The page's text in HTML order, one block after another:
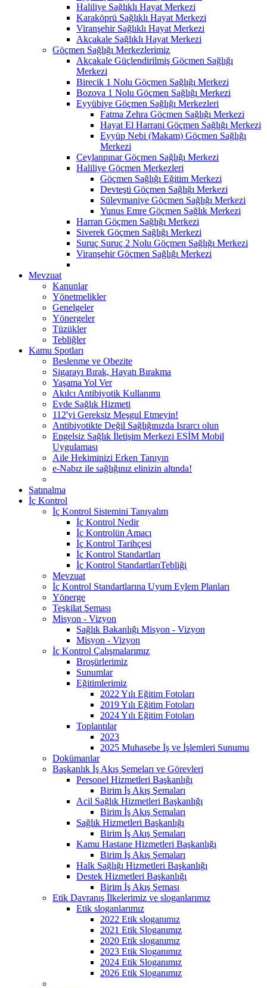
Haliliye Sağlıklı Hayat Merkezi
Karaköprü Sağlıklı Hayat Merkezi
Viranşehir Sağlıklı Hayat Merkezi
Akçakale Sağlıklı Hayat Merkezi
Göçmen Sağlığı Merkezlerimiz
Akçakale Güçlendirilmiş Göçmen Sağlığı
Merkezi
Birecik 1 Nolu Göçmen Sağlığı Merkezi
Bozova 1 Nolu Göçmen Sağlığı Merkezi
Eyyübiye Göçmen Sağlığı Merkezleri
Fatma Zehra Göçmen Sağlığı Merkezi
Hayat El Harrani Göçmen Sağlığı Merkezi
Eyyüp Nebi (Makam) Göçmen Sağlığı
Merkezi
Ceylanpınar Göçmen Sağlığı Merkezi
Haliliye Göçmen Merkezleri
Göçmen Sağlığı Eğitim Merkezi
Devteşti Göçmen Sağlığı Merkezi
Süleymaniye Göçmen Sağlığı Merkezi
Yunus Emre Göçmen Sağlık Merkezi
Harran Göçmen Sağlığı Merkezi
Siverek Göçmen Sağlığı Merkezi
Suruç Suruç 2 Nolu Göçmen Sağlığı Merkezi
Viranşehir Göçmen Sağlığı Merkezi
Mevzuat
Kanunlar
Yönetmelikler
Genelgeler
Yönergeler
Tüzükler
Tebliğler
Kamu Spotları
Beslenme ve Obezite
Sigarayı Bırak, Hayatı Bırakma
Yaşama Yol Ver
Akılcı Antibiyotik Kullanımı
Evde Sağlık Hizmeti
112'yi Gereksiz Meşgul Etmeyin!
Antibiyotikte Değil Sağlığınızda Israrcı olun
Engelsiz Sağlık İletişim Merkezi ESİM Mobil
Uygulaması
Aile Hekiminizi Erken Tanıyın
e-Nabız ile sağlığınız elinizin altında!
Satınalma
İç Kontrol
İç Kontrol Sistemini Tanıyalım
İç Kontrol Nedir
İç Kontrolün Amacı
İç Kontrol Tarihçesi
İç Kontrol Standartları
İç Kontrol StandartlarıTebliği
Mevzuat
İç Kontrol Standartlarına Uyum Eylem Planları
Yönerge
Teşkilat Şeması
Misyon - Vizyon
Sağlık Bakanlığı Misyon - Vizyon
Misyon - Vizyon
İç Kontrol Çalışmalarımız
Broşürlerimiz
Sunumlar
Eğitimlerimiz
2022 Yılı Eğitim Fotoları
2019 Yılı Eğitim Fotoları
2024 Yılı Eğitim Fotoları
Toplantılar
2023
2025 Muhasebe İş ve İşlemleri Sunumu
Dokümanlar
Başkanlık İş Akış Şemeları ve Görevleri
Personel Hizmetleri Başkanlığı
Birim İş Akış Şemaları
Acil Sağlık Hizmetleri Başkanlığı
Birim İş Akış Şemaları
Sağlık Hizmetleri Başkanlığı
Birim İş Akış Şemaları
Kamu Hastane Hizmetleri Başkanlığı
Birim İş Akış Şemaları
Halk Sağlığı Hizmetleri Başkanlığı
Destek Hizmetleri Başkanlığı
Birim İş Akış Şeması
Etik Davranış İlkelerimiz ve sloganlarımız
Etik sloganlarımız
2022 Etik sloganımız
2021 Etik Sloganımız
2020 Etik sloganımız
2023 Etik Sloganımız
2024 Etik Sloganımız
2026 Etik Sloganımız